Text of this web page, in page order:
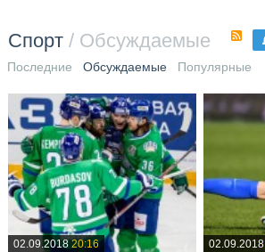
Спорт / Обсуждаемые
Последние Обсуждаемые Популярные
02.09.2018 20:16 02.09.2018